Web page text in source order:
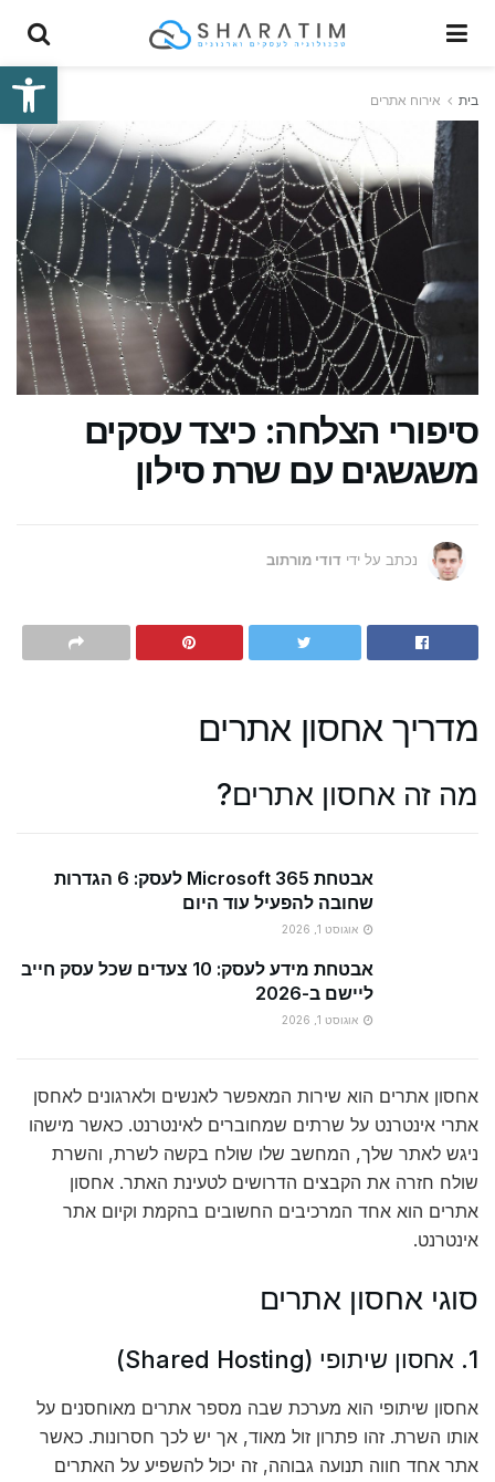
פתח
בית אירוח אתרים
סיפורי הצלחה: כיצד עסקים
משגשגים עם שרת סילון
נכתב על ידי דודי מורתוב
מדריך אחסון אתרים
מה זה אחסון אתרים?
אבטחת Microsoft 365 לעסק: 6 הגדרות
שחובה להפעיל עוד היום
אוגוסט 1, 2026
אבטחת מידע לעסק: 10 צעדים שכל עסק חייב
ליישם ב-2026
אוגוסט 1, 2026
אחסון אתרים הוא שירות המאפשר לאנשים ולארגונים לאחסן
אתרי אינטרנט על שרתים שמחוברים לאינטרנט. כאשר מישהו
ניגש לאתר שלך, המחשב שלו שולח בקשה לשרת, והשרת
שולח חזרה את הקבצים הדרושים לטעינת האתר. אחסון
אתרים הוא אחד המרכיבים החשובים בהקמת וקיום אתר
אינטרנט.
סוגי אחסון אתרים
1. אחסון שיתופי (Shared Hosting)
אחסון שיתופי הוא מערכת שבה מספר אתרים מאוחסנים על
אותו השרת. זהו פתרון זול מאוד, אך יש לכך חסרונות. כאשר
אתר אחד חווה תנועה גבוהה, זה יכול להשפיע על האתרים